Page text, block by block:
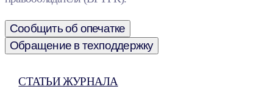
Сообщить об опечатке
Обращение в техподдержку
СТАТЬИ ЖУРНАЛА